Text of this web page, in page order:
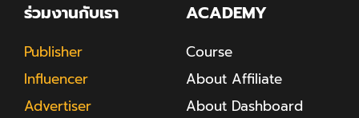
ร่วมงานกับเรา
Publisher
Influencer
Advertiser
ACADEMY
Course
About Affiliate
About Dashboard